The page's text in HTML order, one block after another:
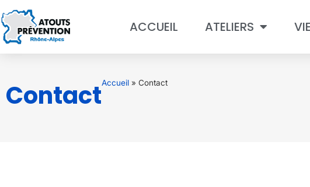
ACCUEIL ATELIERS
ContactAccueil » Contact